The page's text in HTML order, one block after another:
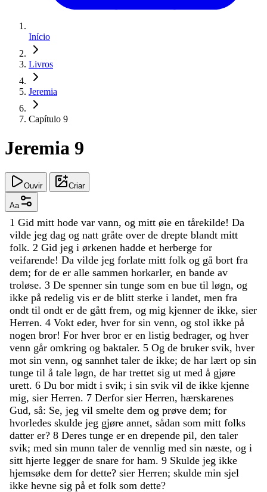
Início
Livros
Jeremia
Capítulo 9
Jeremia 9
Ouvir Criar
Aa
1 Gid mitt hode var vann, og mitt øie en tårekilde! Da
vilde jeg dag og natt gråte over de drepte blandt mitt
folk. 2 Gid jeg i ørkenen hadde et herberge for
veifarende! Da vilde jeg forlate mitt folk og gå bort fra
dem; for de er alle sammen horkarler, en bande av
troløse. 3 De spenner sin tunge som en bue til løgn, og
ikke på redelig vis er de blitt sterke i landet, men fra
ondt til ondt er de gått frem, og mig kjenner de ikke, sier
Herren. 4 Vokt eder, hver for sin venn, og stol ikke på
nogen bror! For hver bror er en listig bedrager, og hver
venn går omkring og baktaler. 5 Og de bruker svik, hver
mot sin venn, og sannhet taler de ikke; de har lært op sin
tunge til å tale løgn, de har trettet sig ut med å gjøre
urett. 6 Du bor midt i svik; i sin svik vil de ikke kjenne
mig, sier Herren. 7 Derfor sier Herren, hærskarenes
Gud, så: Se, jeg vil smelte dem og prøve dem; for
hvorledes skulde jeg gjøre annet, sådan som mitt folks
datter er? 8 Deres tunge er en drepende pil, den taler
svik; med sin munn taler de vennlig med sin næste, og i
sitt hjerte legger de snare for ham. 9 Skulde jeg ikke
hjemsøke dem for dette? sier Herren; skulde min sjel
ikke hevne sig på et folk som dette?